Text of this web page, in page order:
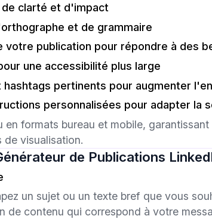
clarté et d'impact
et de grammaire
votre publication pour répondre à des
une accessibilité plus large
pertinents pour augmenter
personnalisées pour adapter la
en formats bureau et mobile,
de visualisation.
de Publications
un sujet ou un texte bref que vous
de contenu qui correspond à votre